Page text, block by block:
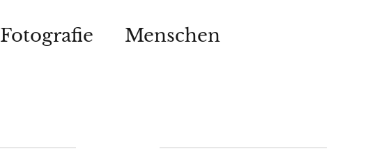
Fotografie Menschen